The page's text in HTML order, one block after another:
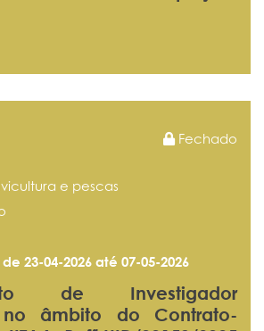
Fechado
e pescas
23-04-2026 até 07-05-2026
de Investigador
no âmbito do Contrato-